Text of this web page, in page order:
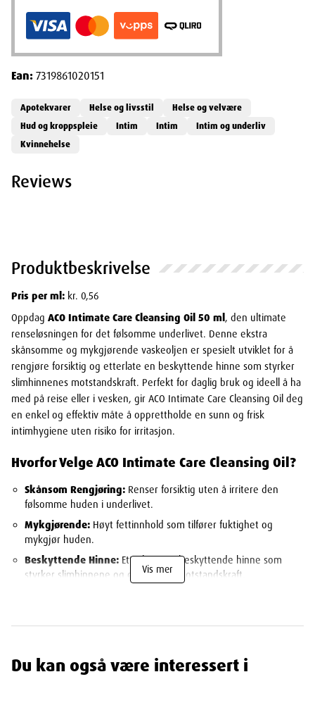
Produktbeskrivelse
Pris per ml: kr. 0,56
Oppdag ACO Intimate Care Cleansing Oil 50 ml, den ultimate
renseløsningen for det følsomme underlivet. Denne ekstra
skånsomme og mykgjørende vaskeoljen er spesielt utviklet for å
rengjøre forsiktig og etterlate en beskyttende hinne som styrker
slimhinnenes motstandskraft. Perfekt for daglig bruk og ideell å ha
med på reise eller i vesken, gir ACO Intimate Care Cleansing Oil deg
en enkel og effektiv måte å opprettholde en sunn og frisk
intimhygiene uten risiko for irritasjon.
Hvorfor Velge ACO Intimate Care Cleansing Oil?
Skånsom Rengjøring: Renser forsiktig uten å irritere den
følsomme huden i underlivet.
Mykgjørende: Høyt fettinnhold som tilfører fuktighet og
mykgjør huden.
Beskyttende Hinne: Etterlater en beskyttende hinne som
styrker slimhinnene og øker deres motstandskraft.
Nøkkelfordeler med ACO Intimate Care
Vis mer
Ean:7319861020151
Apotekvarer Helse og livsstil
Helse og velvære
Hud og kroppspleie
Intim Intim
Intim og underliv
Kvinnehelse
Reviews
Du kan også være interessert i